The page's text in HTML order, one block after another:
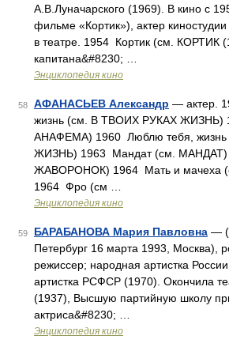
А.В.Луначарского (1969). В кино с
фильме «Кортик»), актер
в театре. 1954 Кортик (см. КОРТИК
капитана&#8230; …
Энциклопедия кино
58 АФАНАСЬЕВ Александр — актер.
жизнь (см. В ТВОИХ РУКАХ ЖИЗНЬ)
АНАФЕМА) 1960 Люблю тебя,
ЖИЗНЬ) 1963 Мандат (см. МАНДАТ)
ЖАВОРОНОК) 1964 Мать и мачеха
1964 Фро (см …
Энциклопедия кино
59 БАРАБАНОВА Мария Павловна —
Петербург 16 марта 1993, Москва),
режиссер; народная артистка
артистка РСФСР (1970). Окончила
(1937), Высшую партийную школу
актриса&#8230; …
Энциклопедия кино